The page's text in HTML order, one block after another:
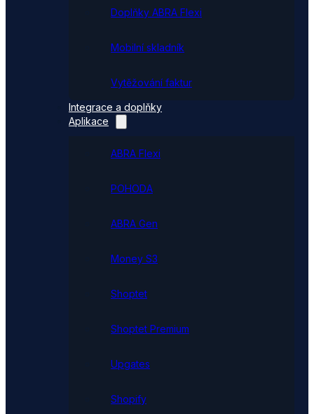
Doplňky ABRA Flexi
Mobilní skladník
Vytěžování faktur
Integrace a doplňky
Aplikace
ABRA Flexi
POHODA
ABRA Gen
Money S3
Shoptet
Shoptet Premium
Upgates
Shopify